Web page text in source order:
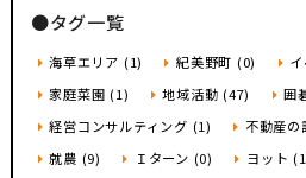
市町村
移住者
●タグ一覧
海草エリア (1) 紀美野町 (0)
家庭菜園 (1)
地域活動 (47)
囲
経営コンサルティング (1)
不動産
就農 (9)
Ｉターン (0) ヨット